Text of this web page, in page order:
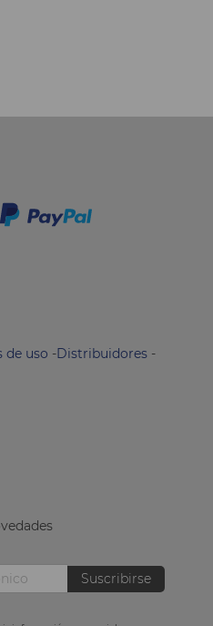
de uso -Distribuidores -
Suscribirse